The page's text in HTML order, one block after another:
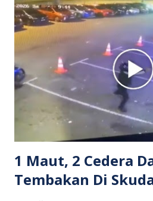
berlaku pertikaman lidah antara
berkenaan kini tular di media
reaksi orang ramai. Antara
media sosial mengenai insiden
meluahkan rasa marah terhadap
serta memuji pemandu Grab
Sebahagian netizen turut
mengambil tindakan tegas,
terhadap wanita dipercayai
1 Maut, 2 Cedera
Tembakan Di